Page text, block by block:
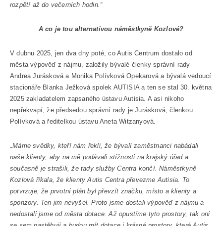
rozpětí až do večerních hodin.“
A co je tou alternativou náměstkyně Kozlové?
V dubnu 2025, jen dva dny poté, co Autis Centrum dostalo od
města výpověď z nájmu, založily bývalé členky správní rady
Andrea Jurásková a Monika Polívková Opekarová a bývalá vedoucí
stacionáře Blanka Ježková spolek AUTISIA a ten se stal 30. května
2025 zakladatelem zapsaného ústavu Autisia. A asi nikoho
nepřekvapí, že předsedou správní rady je Jurásková, členkou
Polívková a ředitelkou ústavu Aneta Witzanyová.
„Máme svědky, kteří nám řekli, že bývalí zaměstnanci nabádali
naše klienty, aby na mě podávali stížnosti na krajský úřad a
současně je strašili, že tady služby Centra končí. Náměstkyně
Kozlová říkala, že klienty Autis Centra převezme Autisia. To
potvrzuje, že prvotní plán byl převzít značku, místo a klienty a
sponzory. Ten jim nevyšel. Proto jsme dostali výpověď z nájmu a
nedostali jsme od města dotace. Až opustíme tyto prostory, tak oni